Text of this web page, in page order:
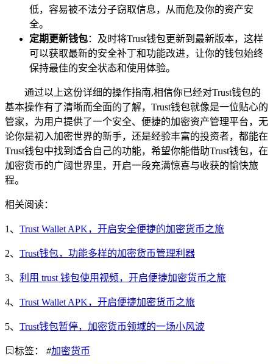
低，容易被不法分子窃取信息，从而危及你的资产安
全。
定期更新钱包：及时将Trust钱包更新到最新版本，这样
可以获取最新的安全补丁和功能改进，让你的钱包始终
保持最佳的安全状态和使用体验。
通过以上这份详细的操作指南,相信你已经对Trust钱包的
基本操作有了清晰而全面的了解，Trust钱包就像是一位贴心的
管家，为用户提供了一个安全、便捷的加密资产管理平台，无
论你是初入加密世界的新手，还是经验丰富的投资者，都能在
Trust钱包中找到适合自己的功能，希望你能借助Trust钱包，在
加密货币的广阔世界里，开启一段充满惊喜与收获的愉快旅
程。
相关阅读：
1、 Trust Wallet APK，开启安全便捷的加密货币之旅
2、 Trust钱包，功能多样的加密货币管理利器
3、 利用 trust 钱包使用视频，开启便捷加密货币之旅
4、 Trust Wallet APK，开启便捷加密货币之旅
5、 Trust钱包暂停，加密货币领域的一场小风波
标签： #加密货币